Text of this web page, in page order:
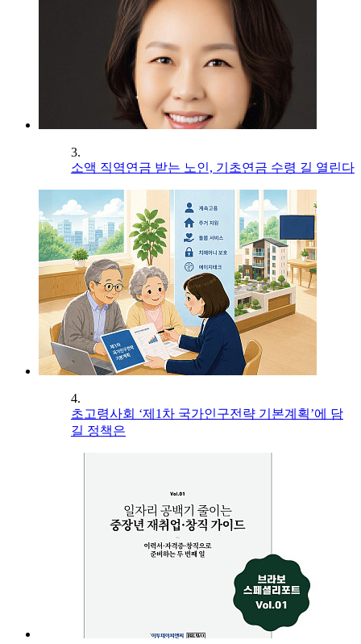
3.
소액 직역연금 받는 노인, 기초연금 수령 길 열린다
4.
초고령사회 ‘제1차 국가인구전략 기본계획’에 담
길 정책은